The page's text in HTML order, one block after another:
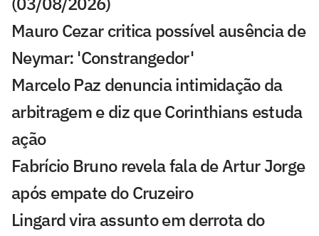
Mauro Cezar critica possível ausência de
Neymar: 'Constrangedor'
Marcelo Paz denuncia intimidação da
arbitragem e diz que Corinthians estuda
ação
Fabrício Bruno revela fala de Artur Jorge
após empate do Cruzeiro
Lingard vira assunto em derrota do